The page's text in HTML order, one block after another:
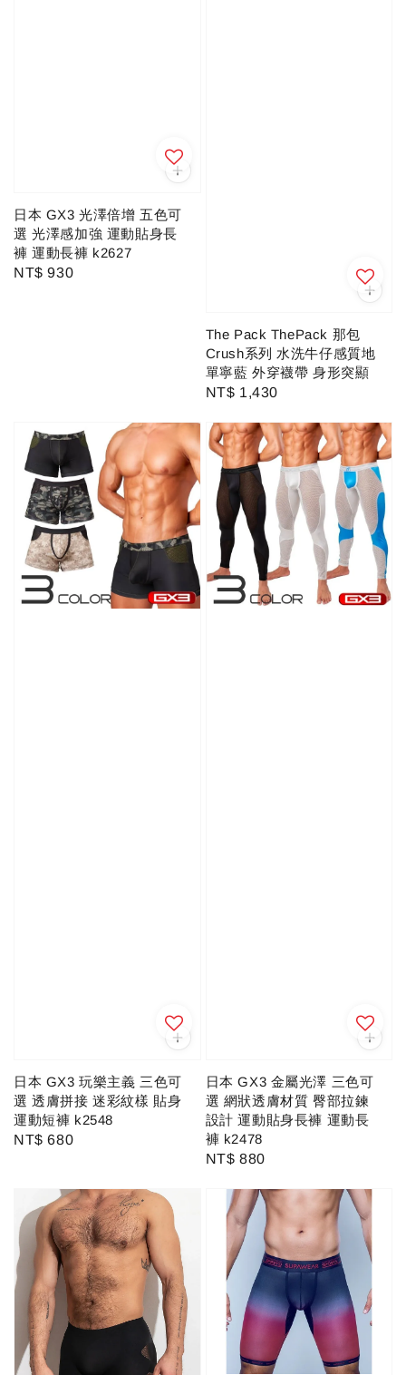
日本 GX3 光澤倍增 五色可
選 光澤感加強 運動貼身長
褲 運動長褲 k2627
Regular
NT$ 930
The Pack ThePack 那包
Crush系列 水洗牛仔感質地
單寧藍 外穿襪帶 身形突顯
Regular
NT$ 1,430
日本 GX3 玩樂主義 三色可
選 透膚拼接 迷彩紋樣 貼身
運動短褲 k2548
Regular
NT$ 680
日本 GX3 金屬光澤 三色可
選 網狀透膚材質 臀部拉鍊
設計 運動貼身長褲 運動長
褲 k2478
Regular
NT$ 880